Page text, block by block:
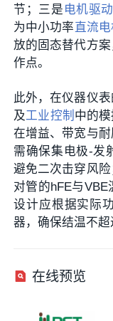
节；三是 电机驱动
为中小功率直流
放的固态替代方
作点。
此外，在仪器仪
及工业控制 中的
在增益、带宽与耐
需确保集电极-发
避免二次击穿风
对管的hFE与
设计应根据实际
器，确保结温不超
在线预览